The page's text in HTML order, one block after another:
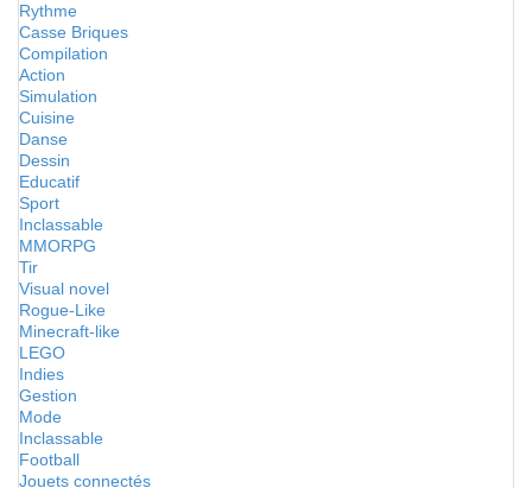
Rythme
Casse Briques
Compilation
Action
Simulation
Cuisine
Danse
Dessin
Educatif
Sport
Inclassable
MMORPG
Tir
Visual novel
Rogue-Like
Minecraft-like
LEGO
Indies
Gestion
Mode
Inclassable
Football
Jouets connectés